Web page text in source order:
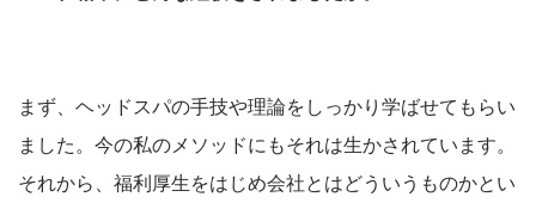
まず、ヘッドスパの手技や理論をしっかり学ばせてもらい
ました。今の私のメソッドにもそれは生かされています。
それから、福利厚生をはじめ会社とはどういうものかとい